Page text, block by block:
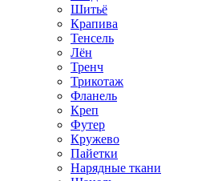
Шитьё
Крапива
Тенсель
Лён
Тренч
Трикотаж
Фланель
Креп
Футер
Кружево
Пайетки
Нарядные ткани